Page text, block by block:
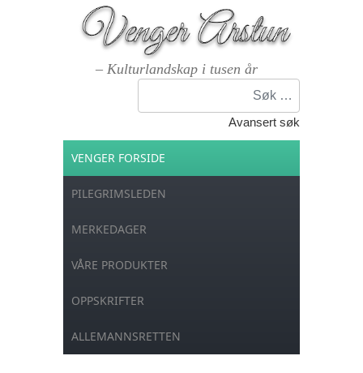
– Kulturlandskap i tusen år
Avansert søk
VENGER FORSIDE
PILEGRIMSLEDEN
MERKEDAGER
VÅRE PRODUKTER
OPPSKRIFTER
ALLEMANNSRETTEN